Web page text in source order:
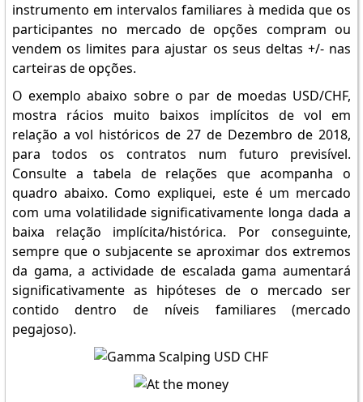
instrumento em intervalos familiares à medida que os
participantes no mercado de opções compram ou
vendem os limites para ajustar os seus deltas +/- nas
carteiras de opções.
O exemplo abaixo sobre o par de moedas USD/CHF,
mostra rácios muito baixos implícitos de vol em
relação a vol históricos de 27 de Dezembro de 2018,
para todos os contratos num futuro previsível.
Consulte a tabela de relações que acompanha o
quadro abaixo. Como expliquei, este é um mercado
com uma volatilidade significativamente longa dada a
baixa relação implícita/histórica. Por conseguinte,
sempre que o subjacente se aproximar dos extremos
da gama, a actividade de escalada gama aumentará
significativamente as hipóteses de o mercado ser
contido dentro de níveis familiares (mercado
pegajoso).